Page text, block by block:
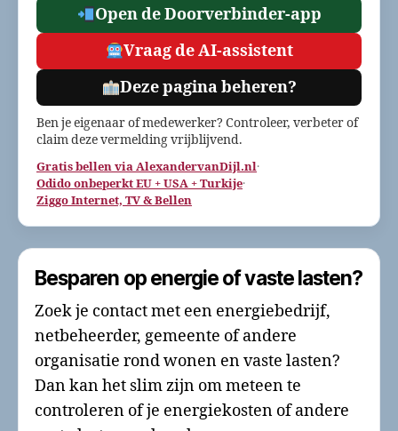
Open de Doorverbinder-app
Vraag de AI-assistent
Deze pagina beheren?
Ben je eigenaar of medewerker? Controleer, verbeter of
claim deze vermelding vrijblijvend.
Gratis bellen via AlexandervanDijl.nl·
Odido onbeperkt EU + USA + Turkije·
Ziggo Internet, TV & Bellen
Besparen op energie of vaste lasten?
Zoek je contact met een energiebedrijf,
netbeheerder, gemeente of andere
organisatie rond wonen en vaste lasten?
Dan kan het slim zijn om meteen te
controleren of je energiekosten of andere